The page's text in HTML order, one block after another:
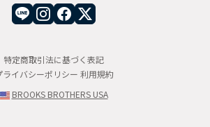
特定商取引法に基づく表記
ライバシーポリシー 利用規約
BROOKS BROTHERS USA